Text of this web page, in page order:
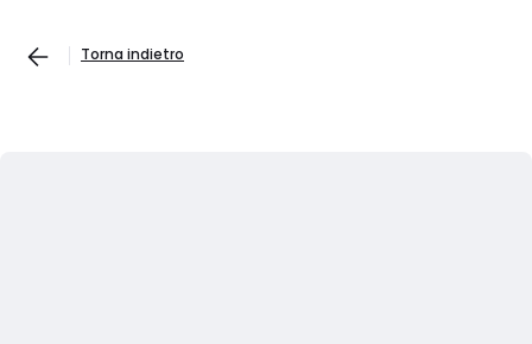
Torna indietro